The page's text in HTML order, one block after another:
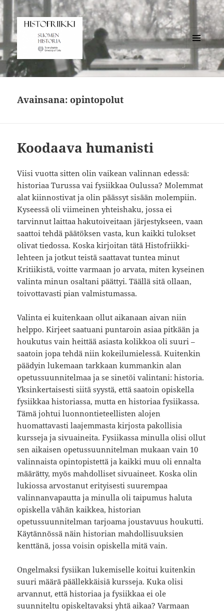
Histofriikki
VALIKKO
JA
VIMPAIMET
Avainsana:opintopolut
Koodaava humanisti
Viisi vuotta sitten olin vaikean valinnan edessä:
historiaa Turussa vai fysiikkaa Oulussa? Molemmat
alat kiinnostivat ja olin päässyt sisään molempiin.
Kyseessä oli viimeinen yhteishaku, jossa ei
tarvinnut laittaa hakutoiveitaan järjestykseen, vaan
saattoi tehdä päätöksen vasta, kun kaikki tulokset
olivat tiedossa. Koska kirjoitan tätä Histofriikki-
lehteen ja jotkut teistä saattavat tuntea minut
Kritiikistä, voitte varmaan jo arvata, miten kyseinen
valinta minun osaltani päättyi. Täällä sitä ollaan,
toivottavasti pian valmistumassa.
Valinta ei kuitenkaan ollut aikanaan aivan niin
helppo. Kirjeet saatuani puntaroin asiaa pitkään ja
houkutus vain heittää asiasta kolikkoa oli suuri –
saatoin jopa tehdä niin kokeilumielessä. Kuitenkin
päädyin lukemaan tarkkaan kummankin alan
opetussuunnitelmaa ja se sinetöi valintani: historia.
Yksinkertaisesti siitä syystä, että saatoin opiskella
fysiikkaa historiassa, mutta en historiaa fysiikassa.
Tämä johtui luonnontieteellisten alojen
huomattavasti laajemmasta kirjosta pakollisia
kursseja ja sivuaineita. Fysiikassa minulla olisi ollut
sen aikaisen opetussuunnitelman mukaan vain 10
valinnaista opintopistettä ja kaikki muu oli ennalta
määrätty, myös mahdolliset sivuaineet. Koska olin
lukiossa arvostanut erityisesti suurempaa
valinnanvapautta ja minulla oli taipumus haluta
opiskella vähän kaikkea, historian
opetussuunnitelman tarjoama joustavuus houkutti.
Käytännössä näin historian mahdollisuuksien
kenttänä, jossa voisin opiskella mitä vain.
Ongelmaksi fysiikan lukemiselle koitui kuitenkin
suuri määrä päällekkäisiä kursseja. Kuka olisi
arvannut, että historiaa ja fysiikkaa ei ole
suunniteltu opiskeltavaksi yhtä aikaa? Varmaan